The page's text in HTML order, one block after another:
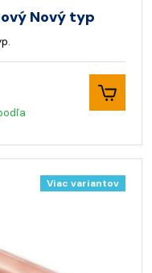
Nový typ
Viac variantov